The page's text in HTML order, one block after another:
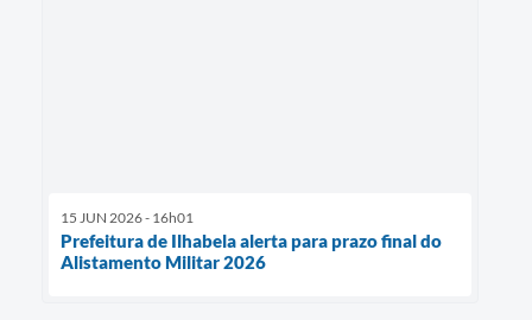
15 JUN 2026 - 16h01
Prefeitura de Ilhabela alerta para prazo final do
Alistamento Militar 2026